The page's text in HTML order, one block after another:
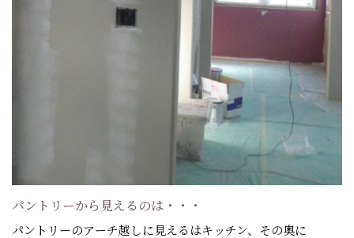
パントリーから見えるのは・・・
パントリーのアーチ越しに見えるはキッチン、その奥に